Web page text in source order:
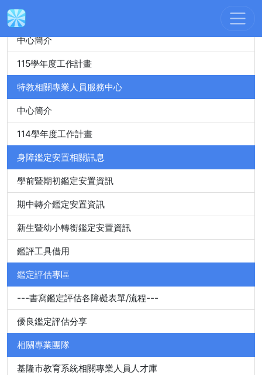
身心障礙特殊教育資源中心
中心簡介
115學年度工作計畫
特教相關專業人員服務中心
中心簡介
114學年度工作計畫
身障鑑定安置相關訊息
學前暨期初鑑定安置資訊
期中轉介鑑定安置資訊
新生暨幼小轉銜鑑定安置資訊
鑑評工具借用
鑑定評估專區
---書寫鑑定評估各障礙表單/流程---
優良鑑定評估分享
相關專業團隊
基隆市教育系統相關專業人員人才庫